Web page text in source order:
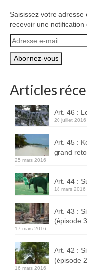
Archives des
Flux RSS :
Flux Rss :
Menu
Saisissez votre
recevoir une notification
Adresse
e-
mail
Articles
Art. 46 :
20 juillet 2016
Art. 45 :
grand
25 mars 2016
Art. 44 :
18 mars 2016
Art. 43 :
(épisode
17 mars 2016
Art. 42 :
(épisode
16 mars 2016